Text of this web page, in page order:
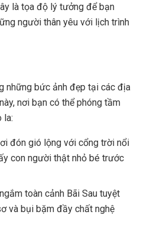
là tọa độ lý tưởng để bạn
người thân yêu với lịch trình
những bức ảnh đẹp tại các địa
nơi bạn có thể phóng tầm
la:
đón gió lộng với cổng trời nổi
con người thật nhỏ bé trước
toàn cảnh Bãi Sau tuyệt
và bụi bặm đầy chất nghệ